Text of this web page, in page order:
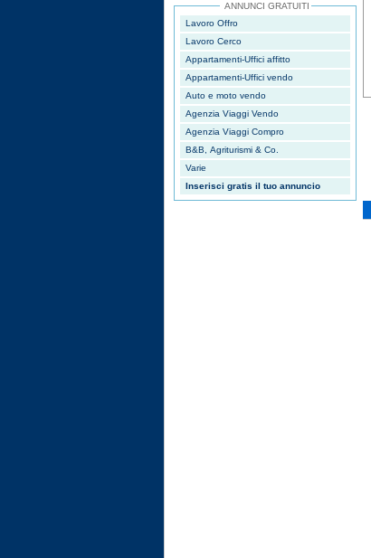
ANNUNCI GRATUITI
Lavoro Offro
Lavoro Cerco
Appartamenti-Uffici affitto
Appartamenti-Uffici vendo
Auto e moto vendo
Agenzia Viaggi Vendo
Agenzia Viaggi Compro
B&B, Agriturismi & Co.
Varie
Inserisci gratis il tuo annuncio